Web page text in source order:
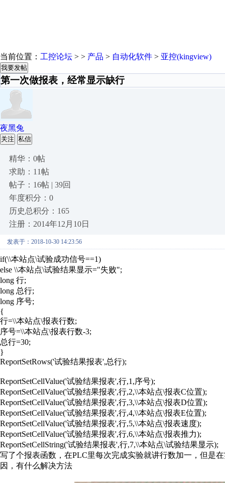
当前位置： 工控论坛 > > 产品 > 自动化软件 > 亚控(kingview)
我要发帖
第一次做报表，经常显示缺行
夜黑兔
关注 私信
精华：0帖
求助：11帖
帖子：16帖 | 39回
年度积分：0
历史总积分：165
注册：2014年12月10日
发表于：2018-10-30 14:23:56
if(\\本站点\试验成功信号==1)
else \\本站点\试验结果显示="失败";
long 行;
long 总行;
long 序号;
{
行=\\本站点\报表行数;
序号=\\本站点\报表行数-3;
总行=30;
}
ReportSetRows('试验结果报表',总行);
ReportSetCellValue('试验结果报表',行,1,序号);
ReportSetCellValue('试验结果报表',行,2,\\本站点\报表C位置);
ReportSetCellValue('试验结果报表',行,3,\\本站点\报表D位置);
ReportSetCellValue('试验结果报表',行,4,\\本站点\报表E位置);
ReportSetCellValue('试验结果报表',行,5,\\本站点\报表速度);
ReportSetCellValue('试验结果报表',行,6,\\本站点\报表推力);
ReportSetCellString('试验结果报表',行,7,\\本站点\试验结果显示);
写了个报表函数，在PLC里每次完成实验就讲行数加一，但是
因，有什么解决方法